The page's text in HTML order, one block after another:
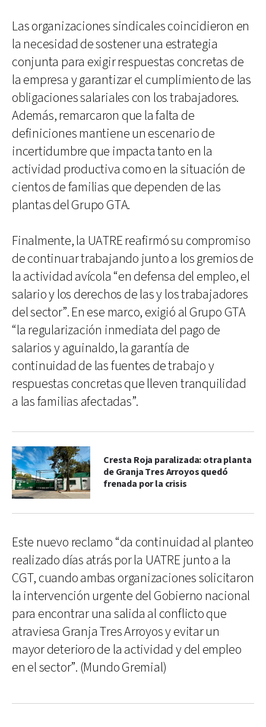
Las organizaciones sindicales coincidieron en
la necesidad de sostener una estrategia
conjunta para exigir respuestas concretas de
la empresa y garantizar el cumplimiento de las
obligaciones salariales con los trabajadores.
Además, remarcaron que la falta de
definiciones mantiene un escenario de
incertidumbre que impacta tanto en la
actividad productiva como en la situación de
cientos de familias que dependen de las
plantas del Grupo GTA.
Finalmente, la UATRE reafirmó su compromiso
de continuar trabajando junto a los gremios de
la actividad avícola “en defensa del empleo, el
salario y los derechos de las y los trabajadores
del sector”. En ese marco, exigió al Grupo GTA
“la regularización inmediata del pago de
salarios y aguinaldo, la garantía de
continuidad de las fuentes de trabajo y
respuestas concretas que lleven tranquilidad
a las familias afectadas”.
Cresta Roja paralizada: otra planta
de Granja Tres Arroyos quedó
frenada por la crisis
Este nuevo reclamo “da continuidad al planteo
realizado días atrás por la UATRE junto a la
CGT, cuando ambas organizaciones solicitaron
la intervención urgente del Gobierno nacional
para encontrar una salida al conflicto que
atraviesa Granja Tres Arroyos y evitar un
mayor deterioro de la actividad y del empleo
en el sector”. (Mundo Gremial)